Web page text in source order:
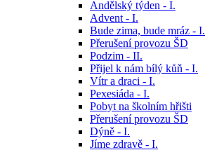
Andělský týden - I.
Advent - I.
Bude zima, bude mráz - I.
Přerušení provozu ŠD
Podzim - II.
Přijel k nám bílý kůň - I.
Vítr a draci - I.
Pexesiáda - I.
Pobyt na školním hřišti
Přerušení provozu ŠD
Dýně - I.
Jíme zdravě - I.